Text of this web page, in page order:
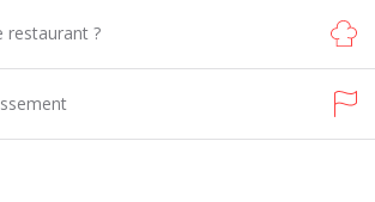
restaurant ?